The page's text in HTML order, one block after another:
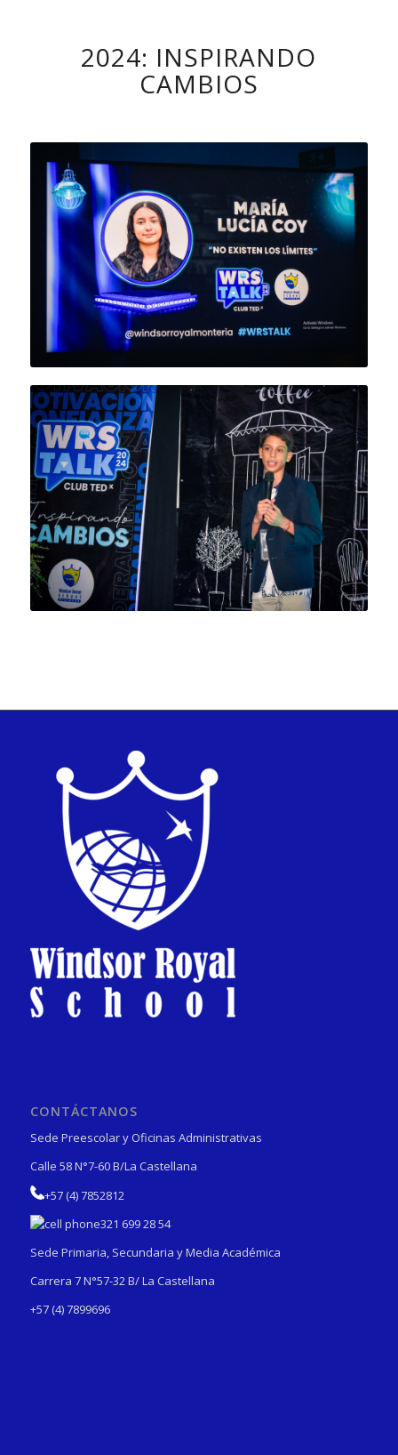
2024: INSPIRANDO
CAMBIOS
CONTÁCTANOS
Sede Preescolar y Oficinas Administrativas
Calle 58 N°7-60 B/La Castellana
+57 (4) 7852812
321 699 28 54
Sede Primaria, Secundaria y Media Académica
Carrera 7 N°57-32 B/ La Castellana
+57 (4) 7899696